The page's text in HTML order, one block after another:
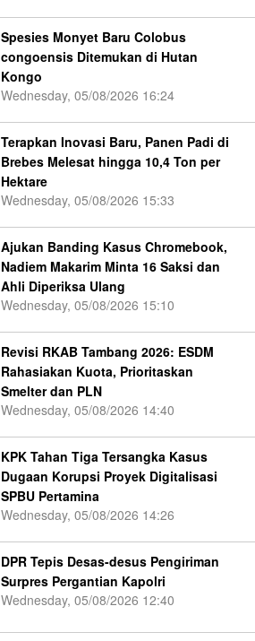
Spesies Monyet Baru Colobus
congoensis Ditemukan di Hutan
Kongo
Wednesday, 05/08/2026 16:24
Terapkan Inovasi Baru, Panen Padi di
Brebes Melesat hingga 10,4 Ton per
Hektare
Wednesday, 05/08/2026 15:33
Ajukan Banding Kasus Chromebook,
Nadiem Makarim Minta 16 Saksi dan
Ahli Diperiksa Ulang
Wednesday, 05/08/2026 15:10
Revisi RKAB Tambang 2026: ESDM
Rahasiakan Kuota, Prioritaskan
Smelter dan PLN
Wednesday, 05/08/2026 14:40
KPK Tahan Tiga Tersangka Kasus
Dugaan Korupsi Proyek Digitalisasi
SPBU Pertamina
Wednesday, 05/08/2026 14:26
DPR Tepis Desas-desus Pengiriman
Surpres Pergantian Kapolri
Wednesday, 05/08/2026 12:40